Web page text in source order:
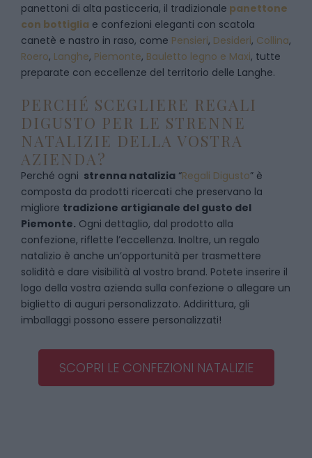
panettoni di alta pasticceria, il tradizionale panettone
con bottiglia e confezioni eleganti con scatola
canetè e nastro in raso, come Pensieri, Desideri, Collina,
Roero, Langhe, Piemonte, Bauletto legno e Maxi, tutte
preparate con eccellenze del territorio delle Langhe.
PERCHÉ SCEGLIERE REGALI
DIGUSTO PER LE STRENNE
NATALIZIE DELLA VOSTRA
AZIENDA?
Perché ogni strenna natalizia “Regali Digusto” è
composta da prodotti ricercati che preservano la
migliore tradizione artigianale del gusto del
Piemonte. Ogni dettaglio, dal prodotto alla
confezione, riflette l’eccellenza. Inoltre, un regalo
natalizio è anche un’opportunità per trasmettere
solidità e dare visibilità al vostro brand. Potete inserire il
logo della vostra azienda sulla confezione o allegare un
biglietto di auguri personalizzato. Addirittura, gli
imballaggi possono essere personalizzati!
SCOPRI LE CONFEZIONI NATALIZIE